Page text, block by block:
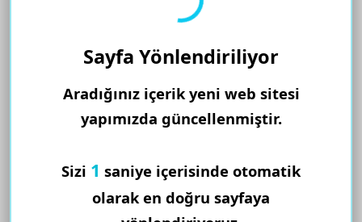
Yükleniyor...
Sayfa Yönlendiriliyor
Aradığınız içerik yeni web sitesi
yapımızda güncellenmiştir.
Sizi 1 saniye içerisinde otomatik
olarak en doğru sayfaya